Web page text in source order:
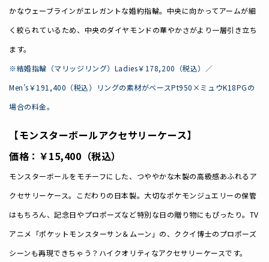
かなウェーブラインがエレガントな婚約指輪。中央に向かってアームが細
く絞られているため、中央のダイヤモンドの華やかさがより一層引き立ち
ます。
※結婚指輪（マリッジリング）Ladies￥178,200（税込）／
Men’s￥191,400（税込）リングの素材がベースPt950×ミュウK18PGの
場合の料金。
【モンスターボールアクセサリーケース】
価格：￥15,400 （税込）
モンスターボールをモチーフにした、つややかな木製の高級感あふれるア
クセサリーケース。こだわりの日本製。大切なポケモンジュエリーの保管
はもちろん、記念日やプロポーズなど特別な日の贈り物にもぴったり。TV
アニメ「ポケットモンスターサン＆ムーン」の、ククイ博士のプロポーズ
シーンも再現できちゃう？ハイクオリティなアクセサリーケースです。